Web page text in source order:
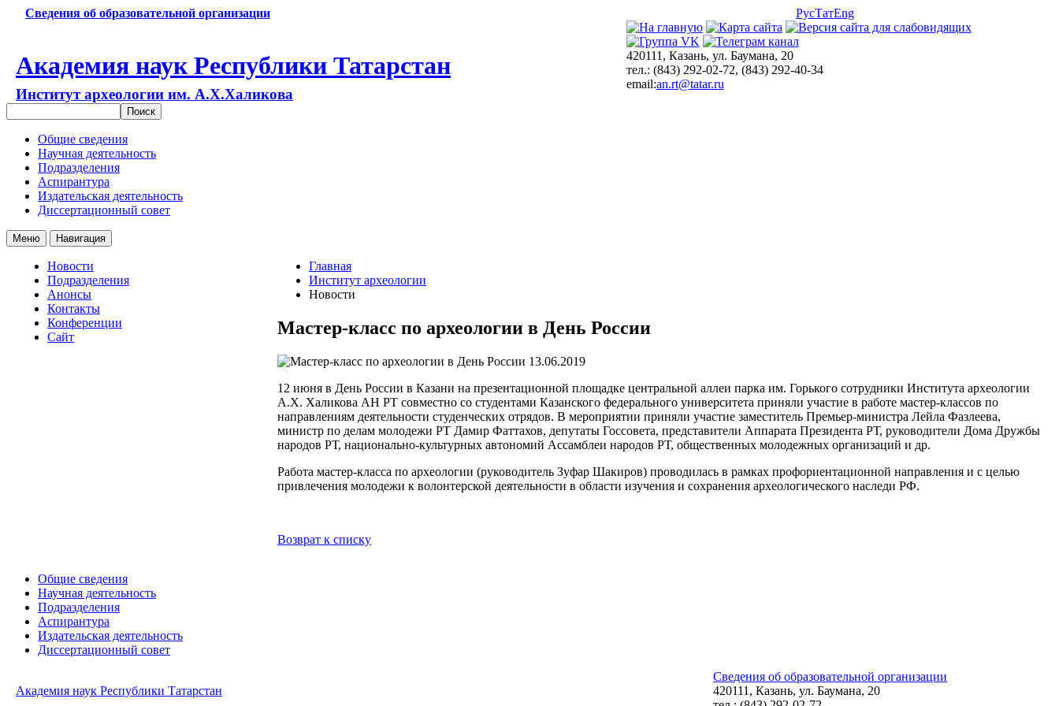
Сведения об образовательной организации РусТатEng
Академия наук Республики Татарстан
Институт археологии им. А.Х.Халикова
420111, Казань, ул. Баумана, 20
тел.: (843) 292-02-72, (843) 292-40-34
email:an.rt@tatar.ru
Общие сведения
Научная деятельность
Подразделения
Аспирантура
Издательская деятельность
Диссертационный совет
Меню Навигация
Новости
Подразделения
Анонсы
Контакты
Конференции
Сайт
Главная
Институт археологии
Новости
Мастер-класс по археологии в День России
13.06.2019
12 июня в День России в Казани на презентационной площадке центральной аллеи парка им. Горького сотрудники Института археологии
А.Х. Халикова АН РТ совместно со студентами Казанского федерального университета приняли участие в работе мастер-классов по
направлениям деятельности студенческих отрядов. В мероприятии приняли участие заместитель Премьер-министра Лейла Фазлеева,
министр по делам молодежи РТ Дамир Фаттахов, депутаты Госсовета, представители Аппарата Президента РТ, руководители Дома Дружбы
народов РТ, национально-культурных автономий Ассамблеи народов РТ, общественных молодежных организаций и др.
Работа мастер-класса по археологии (руководитель Зуфар Шакиров) проводилась в рамках профориентационной направления и с целью
привлечения молодежи к волонтерской деятельности в области изучения и сохранения археологического наследи РФ.
Возврат к списку
Общие сведения
Научная деятельность
Подразделения
Аспирантура
Издательская деятельность
Диссертационный совет
Академия наук Республики Татарстан
Сведения об образовательной организации
420111, Казань, ул. Баумана, 20